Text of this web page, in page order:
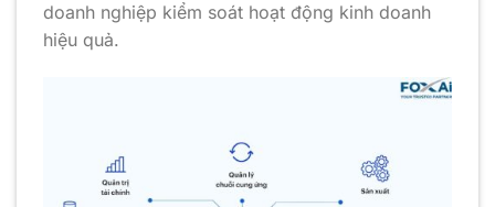
doanh nghiệp kiểm soát hoạt động kinh doanh
hiệu quả.